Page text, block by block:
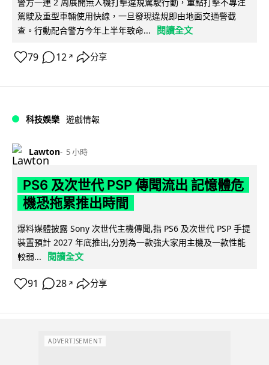
駕駛及重型車輛使用快線，一旦發現違規即由地面交通警截
查。行動配合警方今年上半年致命...
閱讀全文
79 12 ↗ 分享
科技娛樂 遊戲情報
Lawton 5 小時
PS6 及次世代 PSP 傳聞流出 記憶體危
機恐拖累推出時間
爆料媒體披露 Sony 次世代主機傳聞,指 PS6 及次世代 PSP 手提
裝置預計 2027 年底推出,分別為一款強大家用主機及一款性能
較弱...
閱讀全文
91 28 ↗ 分享
ADVERTISEMENT